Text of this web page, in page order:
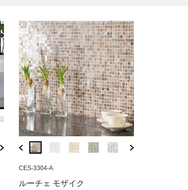
CES-36101B
アルテマルミ ビアンコカララ
ン
CES-3304-A
ルーチェ モザイク